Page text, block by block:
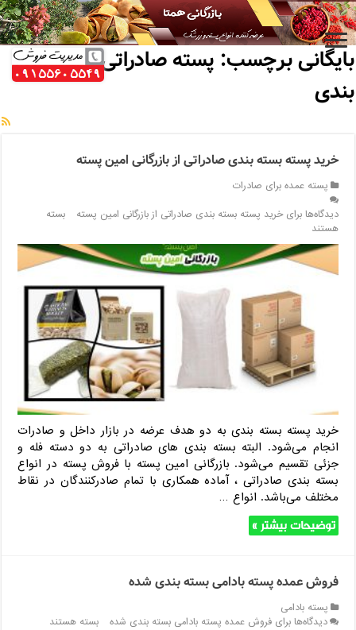
خانه / بایگانی برچسب: پسته صادراتی بسته بندی
بایگانی برچسب: پسته صادراتی بسته
بندی
خرید پسته بسته بندی صادراتی از بازرگانی امین پسته
پسته عمده برای صادرات
دیدگاه‌هابرای خرید پسته بسته بندی صادراتی از بازرگانی امین پسته
بسته
هستند
خرید پسته بسته بندی به دو هدف عرضه در بازار داخل و صادرات
انجام می‌شود. البته بسته بندی های صادراتی به دو دسته فله و
جزئی تقسیم می‌شود. بازرگانی امین پسته با فروش پسته در انواع
بسته بندی صادراتی ، آماده همکاری با تمام صادرکنندگان در نقاط
مختلف می‌باشد. انواع …
توضیحات بیشتر »
فروش عمده پسته بادامی بسته بندی شده
پسته بادامی
دیدگاه‌هابرای فروش عمده پسته بادامی بسته بندی شده بسته هستند